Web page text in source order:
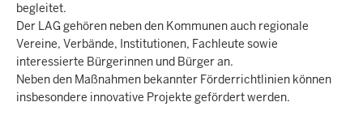
begleitet.
Der LAG gehören neben den Kommunen auch regionale
Vereine, Verbände, Institutionen, Fachleute sowie
interessierte Bürgerinnen und Bürger an.
Neben den Maßnahmen bekannter Förderrichtlinien können
insbesondere innovative Projekte gefördert werden.